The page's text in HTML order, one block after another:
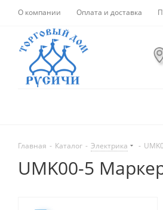
О компании Оплата и доставка
Главная - Каталог - Электрика -
UMK00-5